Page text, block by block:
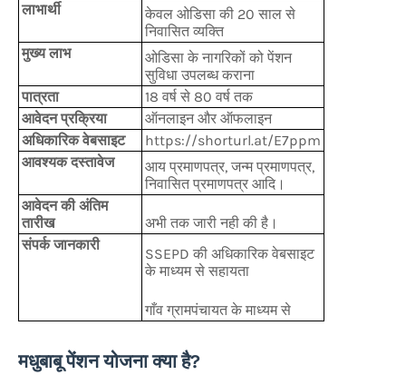
लाभार्थी
केवल ओडिसा की 20 साल से
निवासित व्यक्ति
मुख्य लाभ
ओडिसा के नागरिकों को पेंशन
सुविधा उपलब्ध कराना
पात्रता
18 वर्ष से 80 वर्ष तक
आवेदन प्रक्रिया
ऑनलाइन और ऑफलाइन
अधिकारिक वेबसाइट
https://shorturl.at/E7ppm
आवश्यक दस्तावेज
आय प्रमाणपत्र, जन्म प्रमाणपत्र,
निवासित प्रमाणपत्र आदि।
आवेदन की अंतिम
तारीख
अभी तक जारी नही की है।
संपर्क जानकारी
SSEPD की अधिकारिक वेबसाइट
के माध्यम से सहायता
गाँव ग्रामपंचायत के माध्यम से
मधुबाबू पेंशन योजना क्या है?